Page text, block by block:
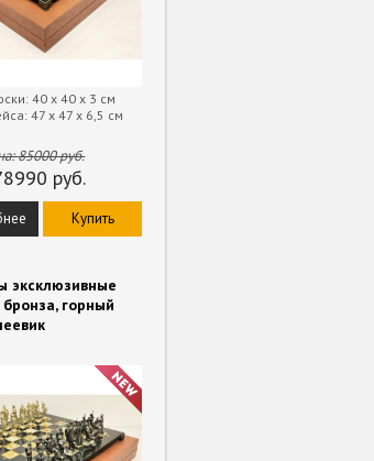
40 х 40 х 3 см
47 х 47 х 6,5 см
85000руб.
руб.
Купить
эксклюзивные
бронза, горный